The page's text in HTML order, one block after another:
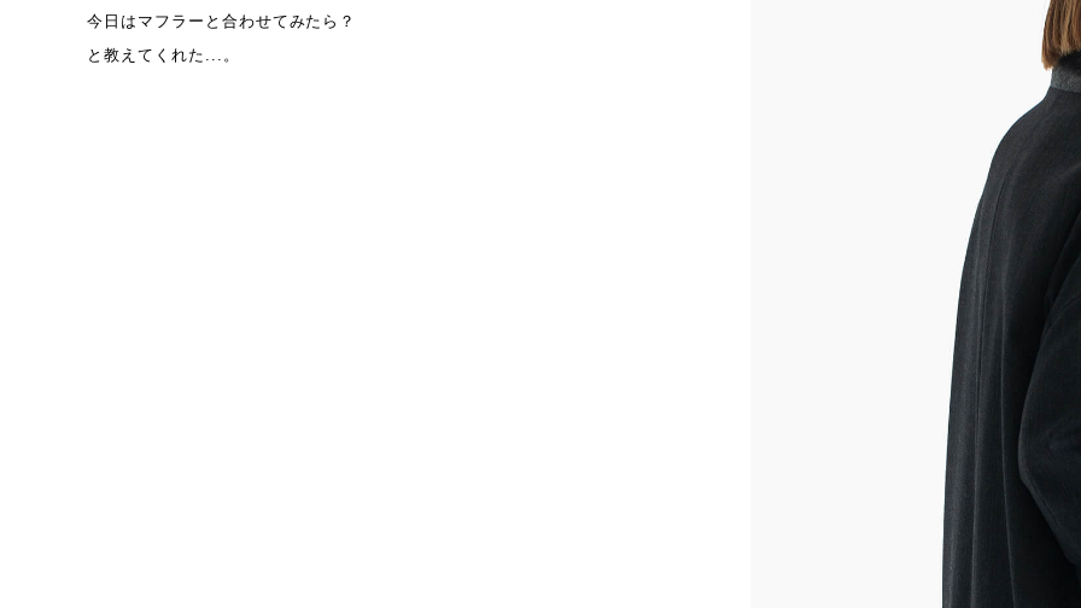
今日はマフラーと合わせてみたら？
と教えてくれた...。